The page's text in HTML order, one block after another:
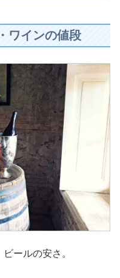
ワインの値段
ールの安さ。